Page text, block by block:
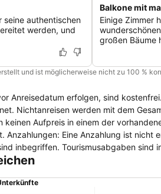
seine authentischen
werden, und
Balkone mit
Einige Zimmer
großen Bäume
und ist möglicherweise nicht zu 100 %
Anreisedatum erfolgen, sind
Nichtanreisen werden mit dem
Aufpreis in einem der
Eine Anzahlung ist nicht
inbegriffen. Tourismusabgaben
ist im Zimmerpreis inbegriffen.